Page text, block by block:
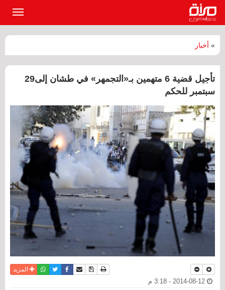
» أخبار
تأجيل قضية 6 متهمين بـ«التجمهر» في طشان إلى29
سبتمبر للحكم
نسخة للطباعة
حفظ الموضوع
أرسل الى صديق
فيسبوكتويترواتسابالمزيد